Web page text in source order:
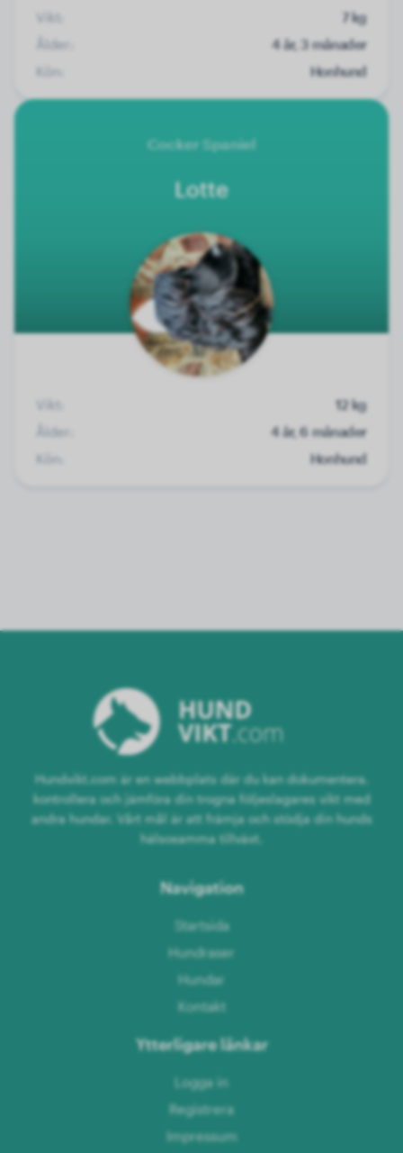
Vikt:
7 kg
Ålder:
4 år, 3 månader
Kön:
Honhund
Cocker Spaniel
Lotte
Vikt:
12 kg
Ålder:
4 år, 6 månader
Kön:
Honhund
Hundvikt.com är en webbplats där du kan dokumentera,
kontrollera och jämföra din trogna följeslagares vikt med
andra hundar. Vårt mål är att främja och stödja din hunds
hälsosamma tillväxt.
Navigation
Startsida
Hundraser
Hundar
Kontakt
Ytterligare länkar
Logga in
Registrera
Impressum